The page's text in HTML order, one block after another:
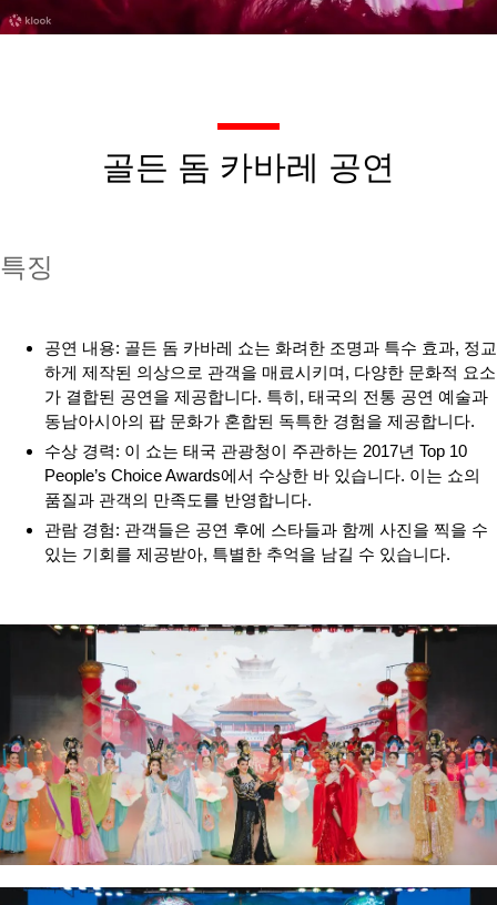
골든 돔 카바레 공연
특징
공연 내용: 골든 돔 카바레 쇼는 화려한 조명과 특수 효과, 정교
하게 제작된 의상으로 관객을 매료시키며, 다양한 문화적 요소
가 결합된 공연을 제공합니다. 특히, 태국의 전통 공연 예술과
동남아시아의 팝 문화가 혼합된 독특한 경험을 제공합니다.
수상 경력: 이 쇼는 태국 관광청이 주관하는 2017년 Top 10
People’s Choice Awards에서 수상한 바 있습니다. 이는 쇼의
품질과 관객의 만족도를 반영합니다.
관람 경험: 관객들은 공연 후에 스타들과 함께 사진을 찍을 수
있는 기회를 제공받아, 특별한 추억을 남길 수 있습니다.